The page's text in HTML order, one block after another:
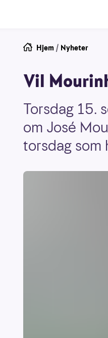
Hjem / Nyheter
Vil
Torsdag 15.
om José
torsdag som